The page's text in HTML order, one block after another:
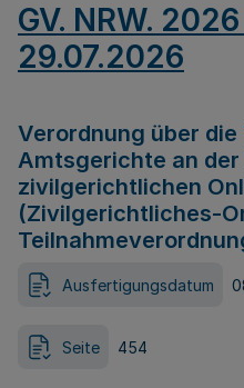
GV. NRW.
29.07.2026
Verordnung über die
Amtsgerichte an der
zivilgerichtlichen
(Zivilgerichtliches-
Ausfertigungsdatum
Seite 454